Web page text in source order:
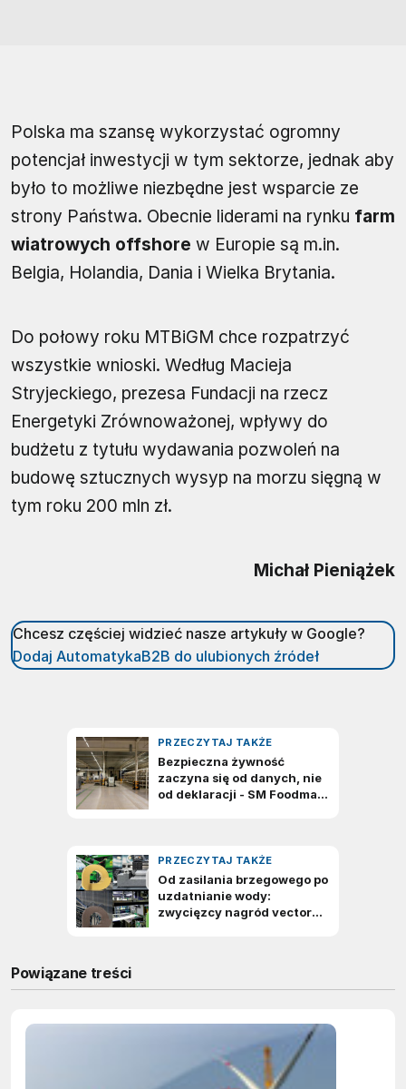
Polska ma szansę wykorzystać ogromny
potencjał inwestycji w tym sektorze, jednak aby
było to możliwe niezbędne jest wsparcie ze
strony Państwa. Obecnie liderami na rynku farm
wiatrowych offshore w Europie są m.in.
Belgia, Holandia, Dania i Wielka Brytania.
Do połowy roku MTBiGM chce rozpatrzyć
wszystkie wnioski. Według Macieja
Stryjeckiego, prezesa Fundacji na rzecz
Energetyki Zrównoważonej, wpływy do
budżetu z tytułu wydawania pozwoleń na
budowę sztucznych wysyp na morzu sięgną w
tym roku 200 mln zł.
Michał Pieniążek
Chcesz częściej widzieć nasze artykuły w Google?
Dodaj AutomatykaB2B do ulubionych źródeł
Powiązane treści